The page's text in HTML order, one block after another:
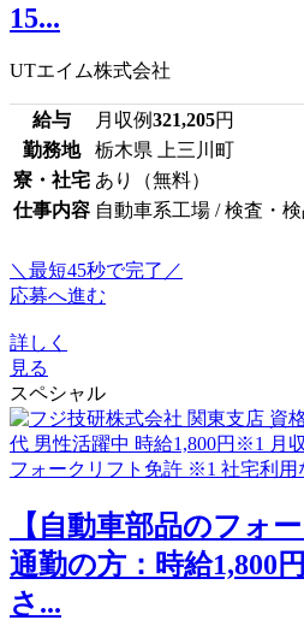
15...
UTエイム株式会社
給与 月収例321,205円
勤務地
栃木県 上三川町
寮・社宅 あり（無料）
仕事内容 自動車系工場 / 検査・
＼最短45秒で完了／
応募へ進む
詳しく
見る
スペシャル
【自動車部品のフォ
通勤の方：時給1,800
さ...